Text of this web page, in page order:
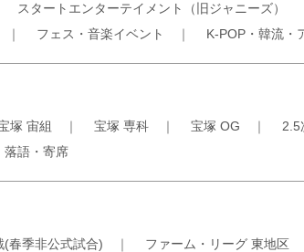
スタートエンターテイメント（旧ジャニーズ）
｜ フェス・音楽イベント ｜ K-POP・韓流・
塚 宙組 ｜ 宝塚 専科 ｜ 宝塚 OG ｜ 2.5
落語・寄席
(春季非公式試合) ｜ ファーム・リーグ 東地区